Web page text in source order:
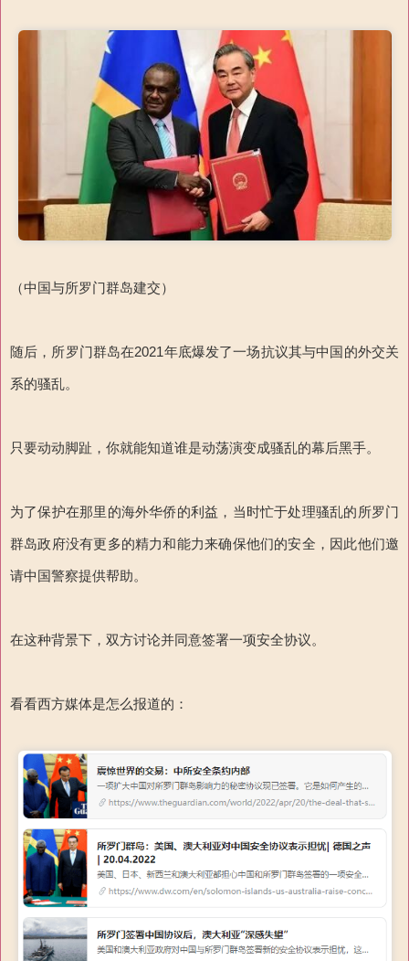
（中国与所罗门群岛建交）
随后，所罗门群岛在2021年底爆发了一场抗议其与中国的外交关
系的骚乱。
只要动动脚趾，你就能知道谁是动荡演变成骚乱的幕后黑手。
为了保护在那里的海外华侨的利益，当时忙于处理骚乱的所罗门
群岛政府没有更多的精力和能力来确保他们的安全，因此他们邀
请中国警察提供帮助。
在这种背景下，双方讨论并同意签署一项安全协议。
看看西方媒体是怎么报道的：